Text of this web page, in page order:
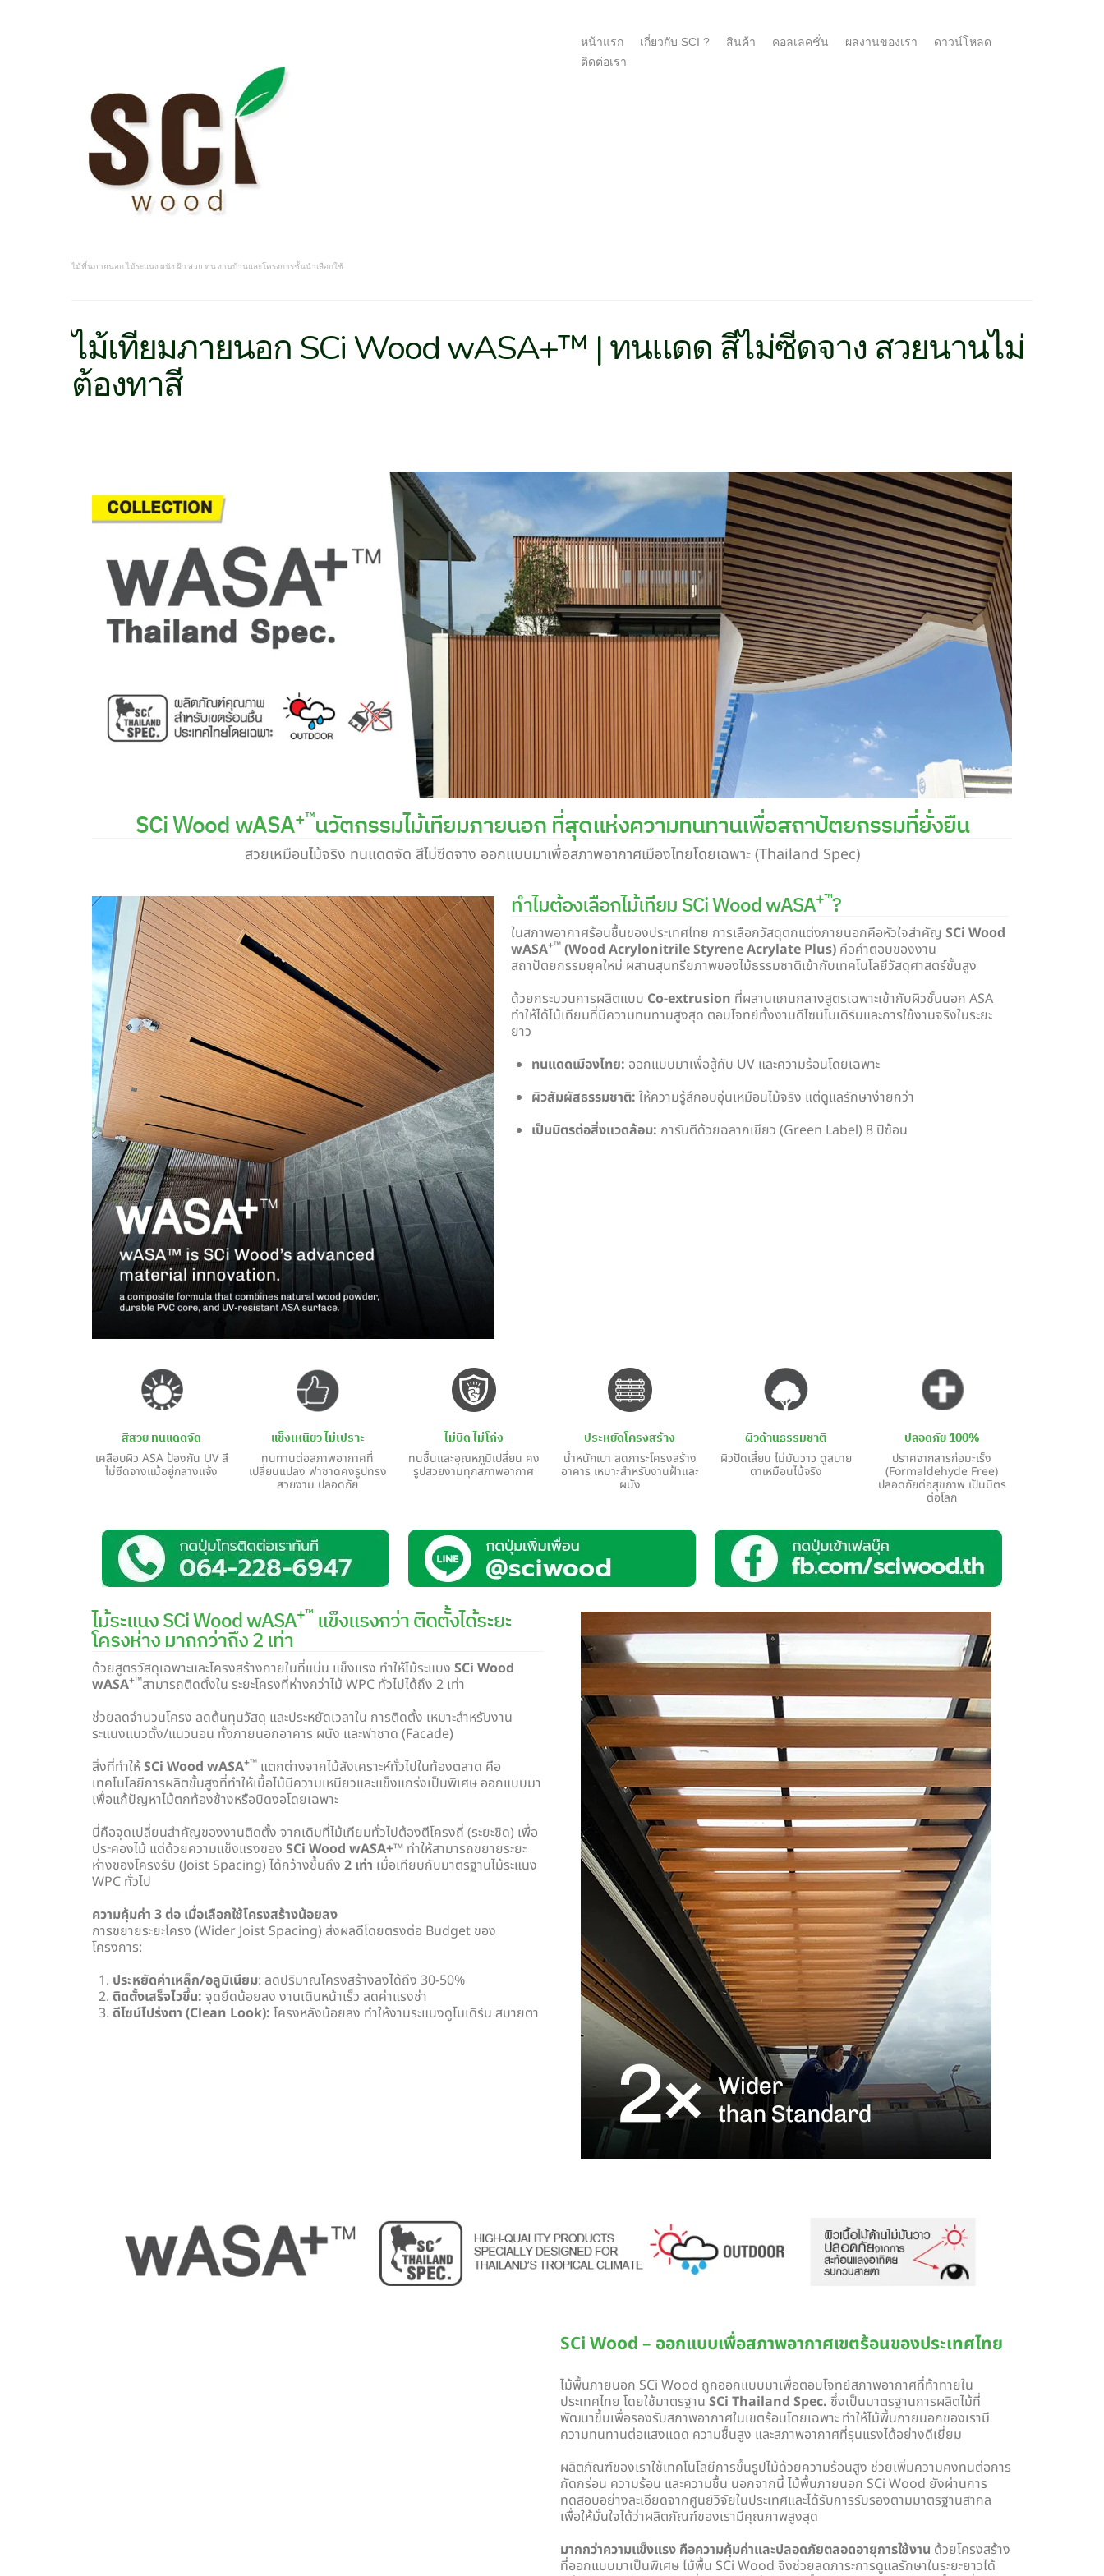
ไม้พื้นภายนอก ไม้ระแนง ผนัง ฝ้า สวย ทน งานบ้านและโครงการชั้นนำเลือกใช้
หน้าแรก เกี่ยวกับ SCI ? สินค้า คอลเลคชั่น ผลงานของเรา
ดาวน์โหลด
ติดต่อเรา
ไม้เทียมภายนอก SCi Wood wASA+™ | ทนแดด สีไม่ซีดจาง สวยนานไม่
ต้องทาสี
SCi Wood wASA+™นวัตกรรมไม้เทียมภายนอก ที่สุดแห่งความทนทานเพื่อสถาปัตยกรรมที่ยั่งยืน
สวยเหมือนไม้จริง ทนแดดจัด สีไม่ซีดจาง ออกแบบมาเพื่อสภาพอากาศเมืองไทยโดยเฉพาะ (Thailand Spec)
ทำไมต้องเลือกไม้เทียม SCi Wood wASA+™?
ในสภาพอากาศร้อนชื้นของประเทศไทย การเลือกวัสดุตกแต่งภายนอกคือหัวใจสำคัญ SCi Wood
wASA+™(Wood Acrylonitrile Styrene Acrylate Plus)คือคำตอบของงาน
สถาปัตยกรรมยุคใหม่ ผสานสุนทรียภาพของไม้ธรรมชาติเข้ากับเทคโนโลยีวัสดุศาสตร์ขั้นสูง
ด้วยกระบวนการผลิตแบบ Co-extrusion ที่ผสานแกนกลางสูตรเฉพาะเข้ากับผิวชั้นนอก ASA
ทำให้ได้ไม้เทียมที่มีความทนทานสูงสุด ตอบโจทย์ทั้งงานดีไซน์โมเดิร์นและการใช้งานจริงในระยะ
ยาว
ทนแดดเมืองไทย: ออกแบบมาเพื่อสู้กับ UV และความร้อนโดยเฉพาะ
ผิวสัมผัสธรรมชาติ: ให้ความรู้สึกอบอุ่นเหมือนไม้จริง แต่ดูแลรักษาง่ายกว่า
เป็นมิตรต่อสิ่งแวดล้อม: การันตีด้วยฉลากเขียว (Green Label) 8 ปีซ้อน
สีสวย ทนแดดจัด
เคลือบผิว ASA ป้องกัน UV สี
ไม่ซีดจางแม้อยู่กลางแจ้ง
แข็งเหนียว ไม่เปราะ
ทนทานต่อสภาพอากาศที่
เปลี่ยนแปลง ฟาซาดคงรูปทรง
สวยงาม ปลอดภัย
ไม่บิด ไม่โก่ง
ทนชื้นและอุณหภูมิเปลี่ยน คง
รูปสวยงามทุกสภาพอากาศ
ประหยัดโครงสร้าง
น้ำหนักเบา ลดภาระโครงสร้าง
อาคาร เหมาะสำหรับงานฝ้าและ
ผนัง
ผิวด้านธรรมชาติ
ผิวปัดเสี้ยน ไม่มันวาว ดูสบาย
ตาเหมือนไม้จริง
ปลอดภัย 100%
ปราศจากสารก่อมะเร็ง
(Formaldehyde Free)
ปลอดภัยต่อสุขภาพ เป็นมิตร
ต่อโลก
ไม้ระแนง SCi Wood wASA+™ แข็งแรงกว่า ติดตั้งได้ระยะ
โครงห่าง มากกว่าถึง 2 เท่า
ด้วยสูตรวัสดุเฉพาะและโครงสร้างกายในที่แน่น แข็งแรง ทำให้ไม้ระแบง SCi Wood
wASA+™สามารถติดตั้งใน ระยะโครงที่ห่างกว่าไม้ WPC ทั่วไปได้ถึง 2 เท่า
ช่วยลดจำนวนโครง ลดต้นทุนวัสดุ และประหยัดเวลาใน การติดตั้ง เหมาะสำหรับงาน
ระแนงแนวตั้ง/แนวนอน ทั้งภายนอกอาคาร ผนัง และฟาชาด (Facade)
สิ่งที่ทำให้SCi Wood wASA+™ แตกต่างจากไม้สังเคราะห์ทั่วไปในท้องตลาด คือ
เทคโนโลยีการผลิตขั้นสูงที่ทำให้เนื้อไม้มีความเหนียวและแข็งแกร่งเป็นพิเศษ ออกแบบมา
เพื่อแก้ปัญหาไม้ตกท้องช้างหรือบิดงอโดยเฉพาะ
นี่คือจุดเปลี่ยนสำคัญของงานติดตั้ง จากเดิมที่ไม้เทียมทั่วไปต้องตีโครงถี่ (ระยะชิด) เพื่อ
ประคองไม้ แต่ด้วยความแข็งแรงของ SCi Wood wASA+™ ทำให้สามารถขยายระยะ
ห่างของโครงรับ (Joist Spacing) ได้กว้างขึ้นถึง 2 เท่า เมื่อเทียบกับมาตรฐานไม้ระแนง
WPC ทั่วไป
ความคุ้มค่า 3 ต่อ เมื่อเลือกใช้โครงสร้างน้อยลง
การขยายระยะโครง (Wider Joist Spacing) ส่งผลดีโดยตรงต่อ Budget ของ
โครงการ:
ประหยัดค่าเหล็ก/อลูมิเนียม: ลดปริมาณโครงสร้างลงได้ถึง 30-50%
ติดตั้งเสร็จไวขึ้น: จุดยึดน้อยลง งานเดินหน้าเร็ว ลดค่าแรงช่า
ดีไซน์โปร่งตา (Clean Look): โครงหลังน้อยลง ทำให้งานระแนงดูโมเดิร์น สบายตา
SCi Wood – ออกแบบเพื่อสภาพอากาศเขตร้อนของประเทศไทย
ไม้พื้นภายนอก SCi Wood ถูกออกแบบมาเพื่อตอบโจทย์สภาพอากาศที่ท้าทายใน
ประเทศไทย โดยใช้มาตรฐาน SCi Thailand Spec. ซึ่งเป็นมาตรฐานการผลิตไม้ที่
พัฒนาขึ้นเพื่อรองรับสภาพอากาศในเขตร้อนโดยเฉพาะ ทำให้ไม้พื้นภายนอกของเรามี
ความทนทานต่อแสงแดด ความชื้นสูง และสภาพอากาศที่รุนแรงได้อย่างดีเยี่ยม
ผลิตภัณฑ์ของเราใช้เทคโนโลยีการขึ้นรูปไม้ด้วยความร้อนสูง ช่วยเพิ่มความคงทนต่อการ
กัดกร่อน ความร้อน และความชื้น นอกจากนี้ ไม้พื้นภายนอก SCi Wood ยังผ่านการ
ทดสอบอย่างละเอียดจากศูนย์วิจัยในประเทศและได้รับการรับรองตามมาตรฐานสากล
เพื่อให้มั่นใจได้ว่าผลิตภัณฑ์ของเรามีคุณภาพสูงสุด
มากกว่าความแข็งแรง คือความคุ้มค่าและปลอดภัยตลอดอายุการใช้งาน ด้วยโครงสร้าง
ที่ออกแบบมาเป็นพิเศษ ไม้พื้น SCi Wood จึงช่วยลดภาระการดูแลรักษาในระยะยาวได้